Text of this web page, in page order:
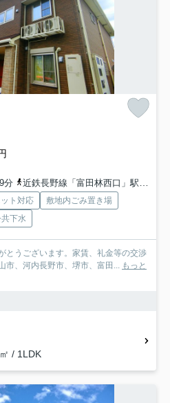
分
近鉄長野線「富田林西口」駅 徒歩17分
ト対応
敷地内ごみ置き場
下水
とうございます。家賃、礼金等の交渉
市、河内長野市、堺市、富田... もっと
/ 1LDK